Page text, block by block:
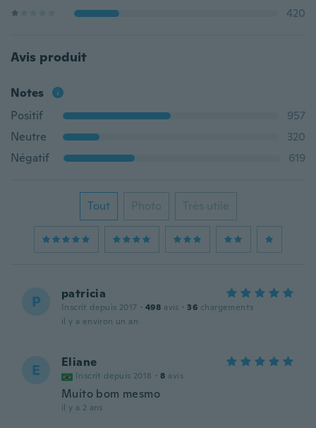
420
Avis produit
Notes
Positif
957
Neutre
320
Négatif
619
Tout Photo Très utile
P patricia
Inscrit depuis 2017 · 498 avis · 36 chargements
il y a environ un an
E Eliane
Inscrit depuis 2018 · 8 avis
Muito bom mesmo
il y a 2 ans